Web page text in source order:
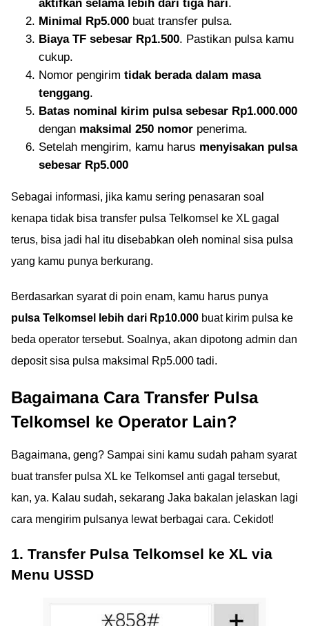
aktifkan selama lebih dari tiga hari.
Minimal Rp5.000 buat transfer pulsa.
Biaya TF sebesar Rp1.500. Pastikan pulsa kamu
cukup.
Nomor pengirim tidak berada dalam masa
tenggang.
Batas nominal kirim pulsa sebesar Rp1.000.000
dengan maksimal 250 nomor penerima.
Setelah mengirim, kamu harus menyisakan pulsa
sebesar Rp5.000
Sebagai informasi, jika kamu sering penasaran soal
kenapa tidak bisa transfer pulsa Telkomsel ke XL gagal
terus, bisa jadi hal itu disebabkan oleh nominal sisa pulsa
yang kamu punya berkurang.
Berdasarkan syarat di poin enam, kamu harus punya
pulsa Telkomsel lebih dari Rp10.000 buat kirim pulsa ke
beda operator tersebut. Soalnya, akan dipotong admin dan
deposit sisa pulsa maksimal Rp5.000 tadi.
Bagaimana Cara Transfer Pulsa
Telkomsel ke Operator Lain?
Bagaimana, geng? Sampai sini kamu sudah paham syarat
buat transfer pulsa XL ke Telkomsel anti gagal tersebut,
kan, ya. Kalau sudah, sekarang Jaka bakalan jelaskan lagi
cara mengirim pulsanya lewat berbagai cara. Cekidot!
1. Transfer Pulsa Telkomsel ke XL via
Menu USSD